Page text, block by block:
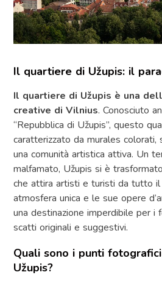
Il quartiere di Užupis: il
Il quartiere di Užupis è una
creative di Vilnius. Conosciuto
“Repubblica di Užupis”, questo
caratterizzato da murales colorati,
una comunità artistica attiva. Un
malfamato, Užupis si è
che attira artisti e turisti da tutto il
atmosfera unica e le sue opere
una destinazione imperdibile per i
scatti originali e suggestivi.
Quali sono i punti
Užupis?